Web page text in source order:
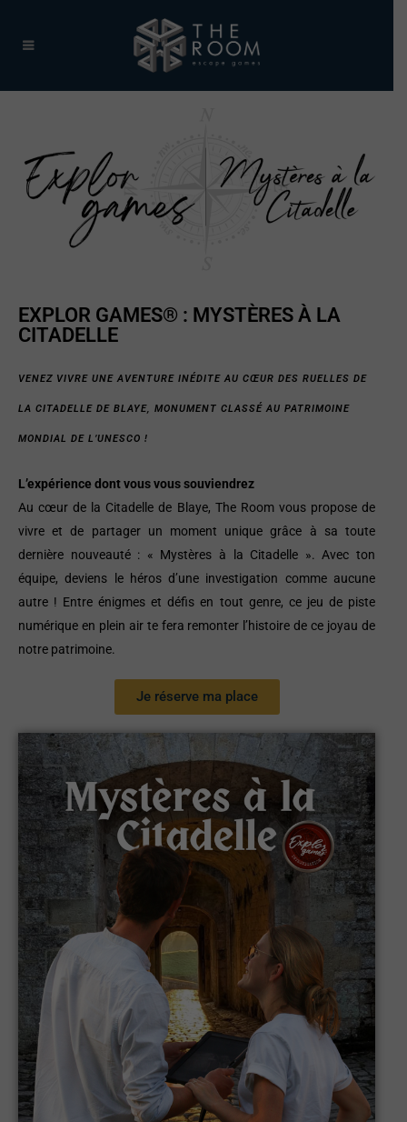
EXPLOR GAMES® : MYSTÈRES À LA
CITADELLE
VENEZ VIVRE UNE AVENTURE INÉDITE AU CŒUR DES RUELLES DE
LA CITADELLE DE BLAYE, MONUMENT CLASSÉ AU PATRIMOINE
MONDIAL DE L’UNESCO !
L’expérience dont vous vous souviendrez
Au cœur de la Citadelle de Blaye, The Room vous propose de
vivre et de partager un moment unique grâce à sa toute
dernière nouveauté : « Mystères à la Citadelle ». Avec ton
équipe, deviens le héros d’une investigation comme aucune
autre ! Entre énigmes et défis en tout genre, ce jeu de piste
numérique en plein air te fera remonter l’histoire de ce joyau de
notre patrimoine.
Je réserve ma place